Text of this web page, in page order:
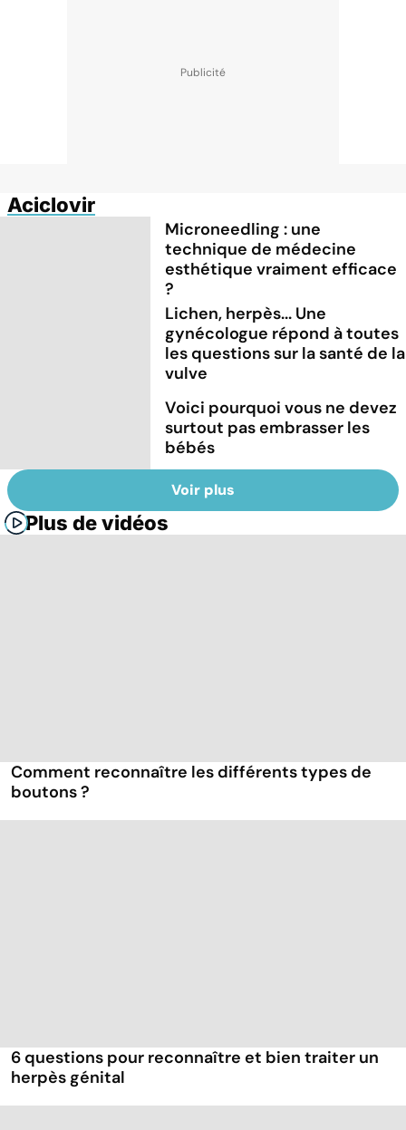
Aciclovir
Microneedling : une
technique de médecine
esthétique vraiment efficace
?
Lichen, herpès... Une
gynécologue répond à toutes
les questions sur la santé de la
vulve
Voici pourquoi vous ne devez
surtout pas embrasser les
bébés
Voir plus
Plus de vidéos
Comment reconnaître les différents types de
boutons ?
6 questions pour reconnaître et bien traiter un
herpès génital